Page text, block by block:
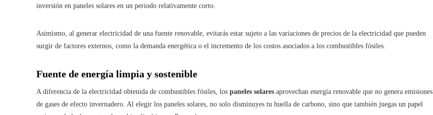
inversión en paneles solares en un periodo relativamente corto.
Asimismo, al generar electricidad de una fuente renovable, evitarás estar sujeto a las variaciones de precios de la electricidad que pueden
surgir de factores externos, como la demanda energética o el incremento de los costos asociados a los combustibles fósiles.
Fuente de energía limpia y sostenible
A diferencia de la electricidad obtenida de combustibles fósiles, los paneles solares aprovechan energía renovable que no genera emisiones
de gases de efecto invernadero. Al elegir los paneles solares, no solo disminuyes tu huella de carbono, sino que también juegas un papel